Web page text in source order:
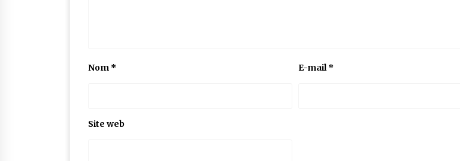
Nom * E-mail*
Site web